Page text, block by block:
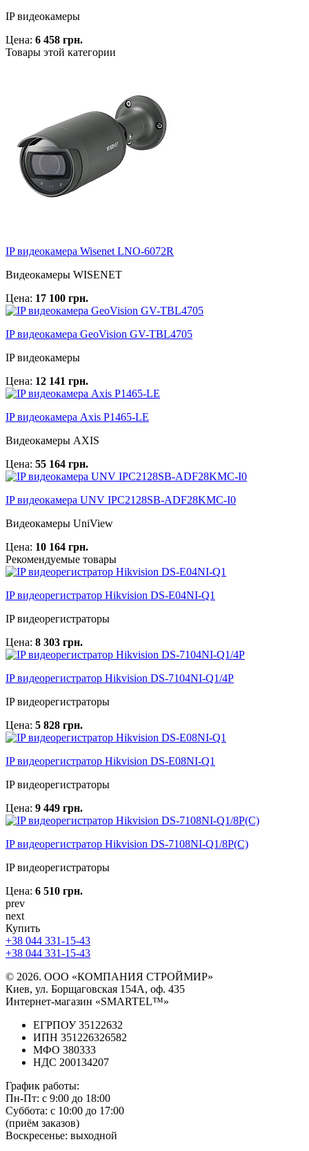
IP видеокамеры
Цена: 6 458 грн.
Товары этой категории
IP видеокамера Wisenet LNO-6072R
Видеокамеры WISENET
Цена: 17 100 грн.
IP видеокамера GeoVision GV-TBL4705
IP видеокамеры
Цена: 12 141 грн.
IP видеокамера Axis P1465-LE
Видеокамеры AXIS
Цена: 55 164 грн.
IP видеокамера UNV IPC2128SB-ADF28KMC-I0
Видеокамеры UniView
Цена: 10 164 грн.
Рекомендуемые товары
IP видеорегистратор Hikvision DS-E04NI-Q1
IP видеорегистраторы
Цена: 8 303 грн.
IP видеорегистратор Hikvision DS-7104NI-Q1/4P
IP видеорегистраторы
Цена: 5 828 грн.
IP видеорегистратор Hikvision DS-E08NI-Q1
IP видеорегистраторы
Цена: 9 449 грн.
IP видеорегистратор Hikvision DS-7108NI-Q1/8P(C)
IP видеорегистраторы
Цена: 6 510 грн.
prev
next
Купить
+38 044 331-15-43
+38 044 331-15-43
© 2026. ООО «КОМПАНИЯ СТРОЙМИР»
Киев, ул. Борщаговская 154А, оф. 435
Интернет-магазин «SMARTEL™»
ЕГРПОУ 35122632
ИПН 351226326582
МФО 380333
НДС 200134207
График работы:
Пн-Пт: с 9:00 до 18:00
Суббота: с 10:00 до 17:00
(приём заказов)
Воскресенье: выходной